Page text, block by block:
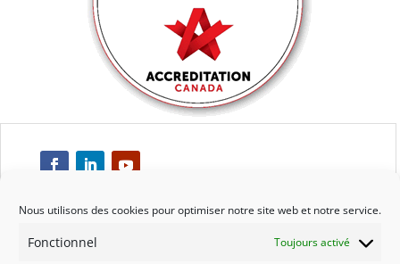
Nous utilisons des cookies pour optimiser notre site web et notre service.
Fonctionnel Toujours activé
Respect